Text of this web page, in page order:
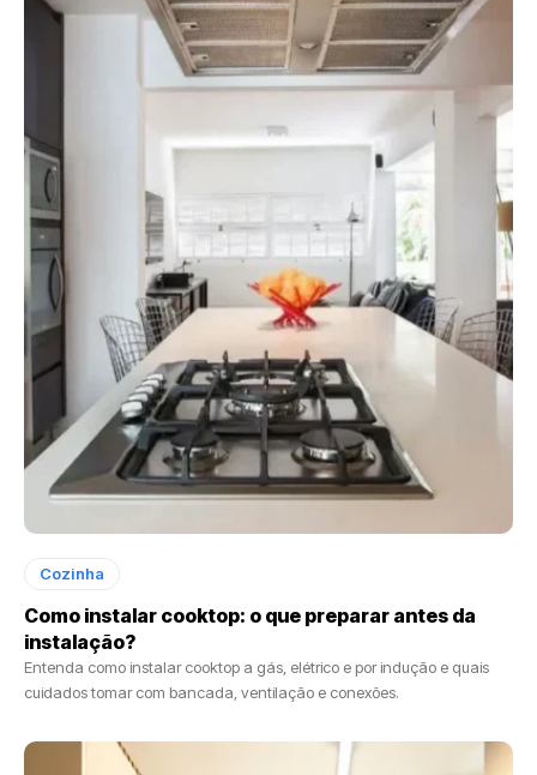
Cozinha
Como instalar cooktop: o que preparar antes da
instalação?
Entenda como instalar cooktop a gás, elétrico e por indução e quais
cuidados tomar com bancada, ventilação e conexões.